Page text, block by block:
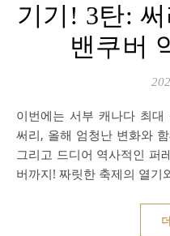
기기! 3탄:
밴쿠버
이번에는 서부 캐나다 최대 규모의 지상 최대 축제가 열리는
써리, 올해 엄청난 변화와
그리고 드디어 역사적인 퍼
버까지! 짜릿한 축제의 열